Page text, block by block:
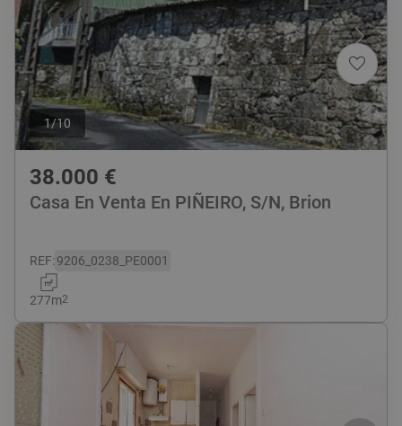
1/10
38.000 €
Casa En Venta En PIÑEIRO, S/N, Brion
REF:9206_0238_PE0001
277m2